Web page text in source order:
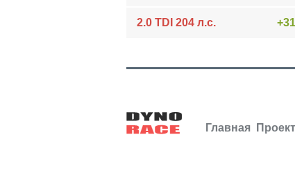
2.0 TDI 204 л.с. +31
Главная